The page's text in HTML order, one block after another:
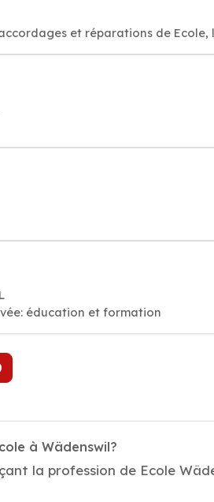
et réparations de Ecole,
éducation et formation
à Wädenswil?
la profession de Ecole